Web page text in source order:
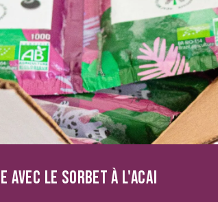
AVEC LE SORBET À L'ACAI